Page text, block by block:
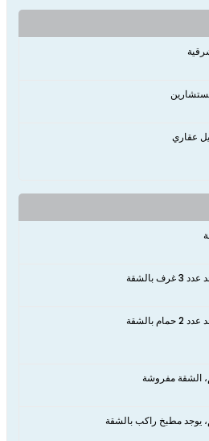
عقاري
3 غرف بالشقة
حمام بالشقة
الشقة مفروشة
يوجد مطبخ راكب بالشقة